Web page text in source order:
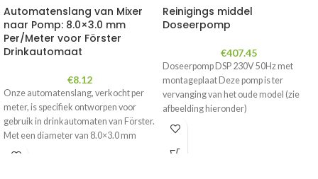
Automatenslang van Mixer
naar Pomp: 8.0×3.0 mm
Per/Meter voor Förster
Drinkautomaat
€8.12
Onze automatenslang, verkocht per
meter, is specifiek ontworpen voor
gebruik in drinkautomaten van Förster.
Met een diameter van 8.0×3.0 mm
Reinigings middel
Doseerpomp
€407.45
Doseerpomp DSP 230V 50Hz met
montageplaat Deze pomp is ter
vervanging van het oude model (zie
afbeelding hieronder)